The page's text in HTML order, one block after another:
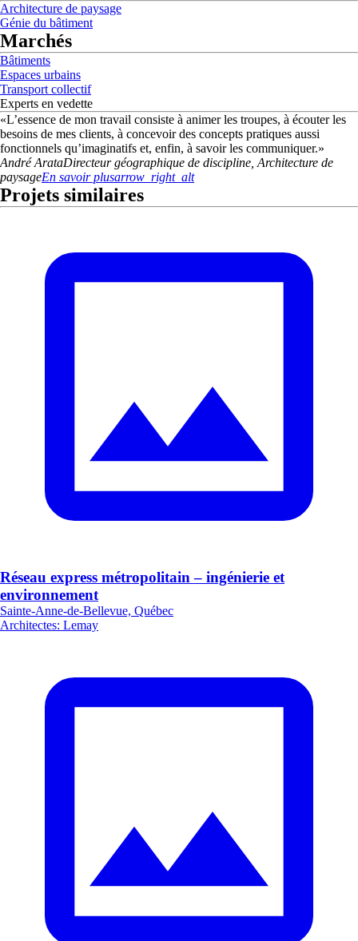
Architecture de paysage
Génie du bâtiment
Marchés
Bâtiments
Espaces urbains
Transport collectif
Experts en vedette
«L’essence de mon travail consiste à animer les troupes, à écouter les
besoins de mes clients, à concevoir des concepts pratiques aussi
fonctionnels qu’imaginatifs et, enfin, à savoir les communiquer.»
André ArataDirecteur géographique de discipline, Architecture de
paysageEn savoir plusarrow_right_alt
Projets similaires
Réseau express métropolitain – ingénierie et
environnement
Sainte-Anne-de-Bellevue, Québec
Architectes: Lemay